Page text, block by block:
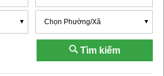
Chọn Phường/Xã
Tìm kiếm